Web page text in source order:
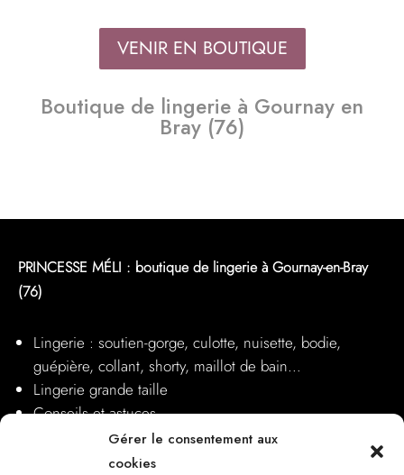
Gérer le consentement aux
cookies
VENIR EN BOUTIQUE
Boutique de lingerie à Gournay en
Bray (76)
PRINCESSE MÉLI : boutique de lingerie à Gournay-en-Bray
(76)
Lingerie : soutien-gorge, culotte, nuisette, bodie,
guépière, collant, shorty, maillot de bain…
Lingerie grande taille
Conseils et astuces
Nos boutiques